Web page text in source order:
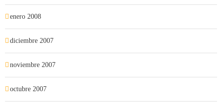
enero 2008
diciembre 2007
noviembre 2007
octubre 2007